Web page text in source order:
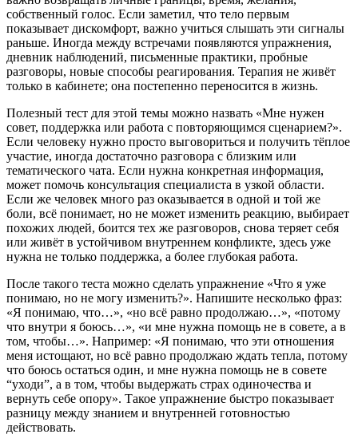
собственный голос. Если заметил, что тело первым
показывает дискомфорт, важно учиться слышать эти сигналы
раньше. Иногда между встречами появляются упражнения,
дневник наблюдений, письменные практики, пробные
разговоры, новые способы реагирования. Терапия не живёт
только в кабинете; она постепенно переносится в жизнь.
Полезный тест для этой темы можно назвать «Мне нужен
совет, поддержка или работа с повторяющимся сценарием?».
Если человеку нужно просто выговориться и получить тёплое
участие, иногда достаточно разговора с близким или
тематического чата. Если нужна конкретная информация,
может помочь консультация специалиста в узкой области.
Если же человек много раз оказывается в одной и той же
боли, всё понимает, но не может изменить реакцию, выбирает
похожих людей, боится тех же разговоров, снова теряет себя
или живёт в устойчивом внутреннем конфликте, здесь уже
нужна не только поддержка, а более глубокая работа.
После такого теста можно сделать упражнение «Что я уже
понимаю, но не могу изменить?». Напишите несколько фраз:
«Я понимаю, что…», «но всё равно продолжаю…», «потому
что внутри я боюсь…», «и мне нужна помощь не в совете, а в
том, чтобы…». Например: «Я понимаю, что эти отношения
меня истощают, но всё равно продолжаю ждать тепла, потому
что боюсь остаться один, и мне нужна помощь не в совете
“уходи”, а в том, чтобы выдержать страх одиночества и
вернуть себе опору». Такое упражнение быстро показывает
разницу между знанием и внутренней готовностью
действовать.